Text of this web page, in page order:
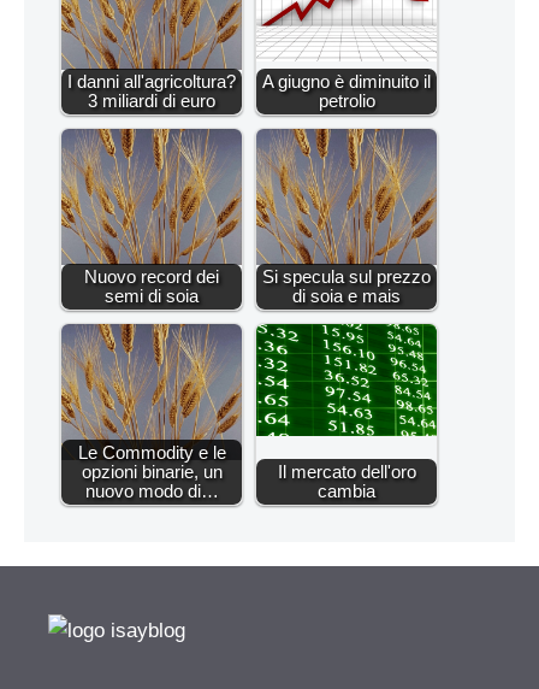
I danni all'agricoltura?
3 miliardi di euro
A giugno è diminuito il
petrolio
Nuovo record dei
semi di soia
Si specula sul prezzo
di soia e mais
Le Commodity e le
opzioni binarie, un
nuovo modo di…
Il mercato dell'oro
cambia